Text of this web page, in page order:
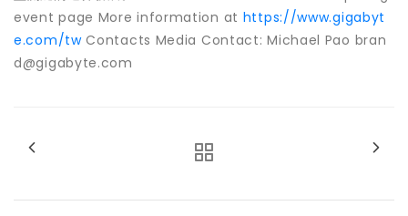
event page More information at https://www.gigabyt
e.com/twContacts Media Contact: Michael Pao bran
d@gigabyte.com